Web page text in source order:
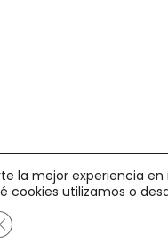
la mejor experiencia en
cookies utilizamos o
el banner de cookies